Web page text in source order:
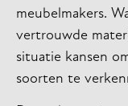
meubelmakers.
vertrouwde
situatie kansen
soorten te